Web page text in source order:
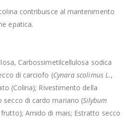
contribuisce al mantenimento
epatica.
Carbossimetilcellulosa sodica
di carciofo (Cynara scolimus L.,
(Colina); Rivestimento della
secco di cardo mariano (Silybum
frutto); Amido di mais; Estratto secco